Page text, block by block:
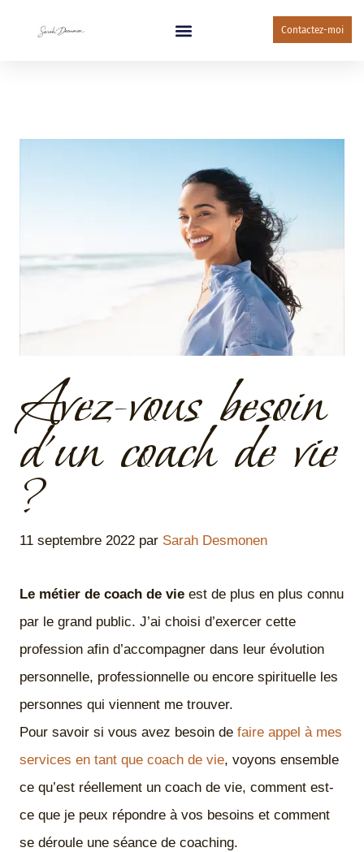
Contactez-moi
Avez-vous besoin
d’un coach de vie
?
11 septembre 2022 par Sarah Desmonen
Le métier de coach de vie est de plus en plus connu
par le grand public. J’ai choisi d’exercer cette
profession afin d’accompagner dans leur évolution
personnelle, professionnelle ou encore spirituelle les
personnes qui viennent me trouver.
Pour savoir si vous avez besoin de faire appel à mes
services en tant que coach de vie, voyons ensemble
ce qu’est réellement un coach de vie, comment est-
ce que je peux répondre à vos besoins et comment
se déroule une séance de coaching.